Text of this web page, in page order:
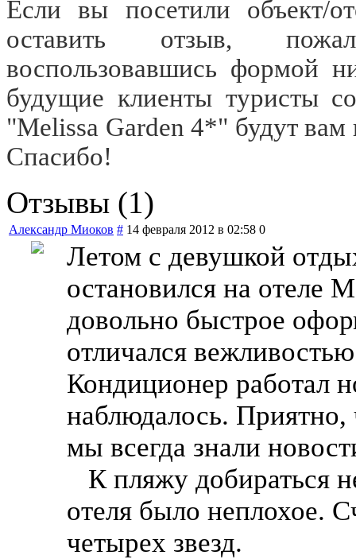
Если вы посетили объект/
оставить отзыв,
воспользовавшись формой
будущие клиенты туристы
"Melissa Garden 4*" будут вам
Спасибо!
Отзывы (1)
Александр Миоков # 14 февраля 2012 в 02:58 0
Летом с девушкой
остановился на отеле
довольно быстрое
отличался
Кондиционер работал
наблюдалось. Приятно,
мы всегда знали
К пляжу добираться
отеля было неплохое.
четырех звезд.